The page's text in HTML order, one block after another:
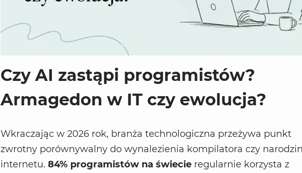
Czy AI zastąpi programistów?
Armagedon w IT czy ewolucja?
Wkraczając w 2026 rok, branża technologiczna przeżywa punkt
zwrotny porównywalny do wynalezienia kompilatora czy narodzin
internetu. 84% programistów na świecie regularnie korzysta z